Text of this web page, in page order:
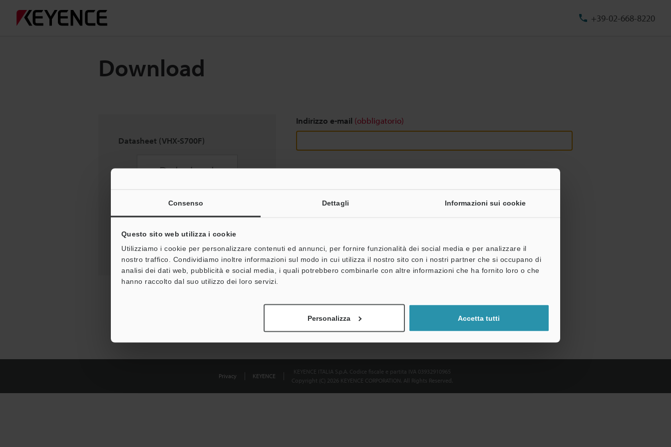
Consenso Dettagli Informazioni sui cookie
Questo sito web utilizza i cookie
Utilizziamo i cookie per personalizzare contenuti ed annunci, per fornire funzionalità dei social media e per analizzare il
nostro traffico. Condividiamo inoltre informazioni sul modo in cui utilizza il nostro sito con i nostri partner che si occupano di
analisi dei dati web, pubblicità e social media, i quali potrebbero combinarle con altre informazioni che ha fornito loro o che
hanno raccolto dal suo utilizzo dei loro servizi.
Personalizza Accetta tutti
+39-02-668-8220
Download
Datasheet (VHX-S700F)
Indirizzo e-mail (obbligatorio)
Privacy KEYENCE
KEYENCE ITALIA S.p.A. Codice fiscale e partita IVA 03932910965
Copyright (C) 2026 KEYENCE CORPORATION. All Rights Reserved.